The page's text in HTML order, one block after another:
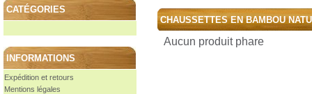
CATÉGORIES
INFORMATIONS
Expédition et retours
Mentions légales
CHAUSSETTES EN BAMBOU
Aucun produit phare